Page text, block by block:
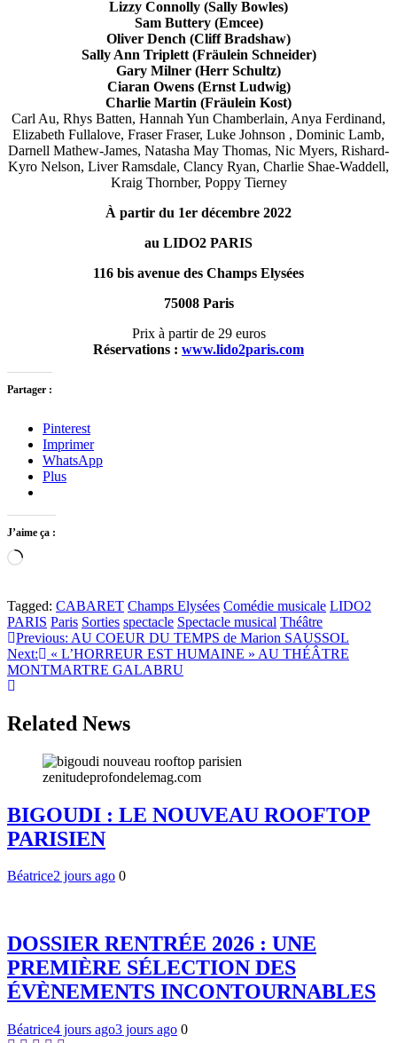
Lizzy Connolly (Sally Bowles)
Sam Buttery (Emcee)
Oliver Dench (Cliff Bradshaw)
Sally Ann Triplett (Fräulein Schneider)
Gary Milner (Herr Schultz)
Ciaran Owens (Ernst Ludwig)
Charlie Martin (Fräulein Kost)
Carl Au, Rhys Batten, Hannah Yun Chamberlain, Anya Ferdinand,
Elizabeth Fullalove, Fraser Fraser, Luke Johnson , Dominic Lamb,
Darnell Mathew-James, Natasha May Thomas, Nic Myers, Rishard-
Kyro Nelson, Liver Ramsdale, Clancy Ryan, Charlie Shae-Waddell,
Kraig Thornber, Poppy Tierney
À partir du 1er décembre 2022
au LIDO2 PARIS
116 bis avenue des Champs Elysées
75008 Paris
Prix à partir de 29 euros
Réservations : www.lido2paris.com
Partager :
Pinterest
Imprimer
WhatsApp
Plus
J’aime ça :
Chargement…
Tagged: CABARET Champs Elysées Comédie musicale LIDO2
PARIS Paris Sorties spectacle Spectacle musical Théâtre
Navigation
de
l’article
Previous: AU COEUR DU TEMPS de Marion SAUSSOL
Next:
« L’HORREUR EST HUMAINE » AU THÉÂTRE
MONTMARTRE GALABRU
Related News
BIGOUDI : LE NOUVEAU ROOFTOP
PARISIEN
Béatrice2 jours ago 0
DOSSIER RENTRÉE 2026 : UNE
PREMIÈRE SÉLECTION DES
ÉVÈNEMENTS INCONTOURNABLES
Béatrice4 jours ago3 jours ago 0